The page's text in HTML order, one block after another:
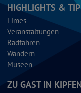
HIGHLIGHTS &
Limes
Veranstaltungen
Radfahren
Wandern
Museen
ZU GAST IN